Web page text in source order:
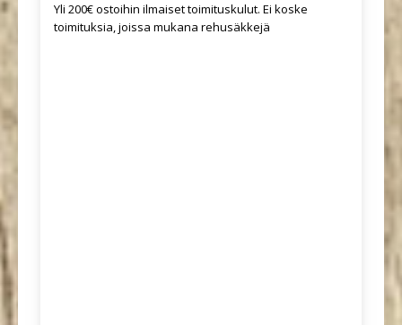
Yli 200€ ostoihin ilmaiset toimituskulut. Ei koske
toimituksia, joissa mukana rehusäkkejä